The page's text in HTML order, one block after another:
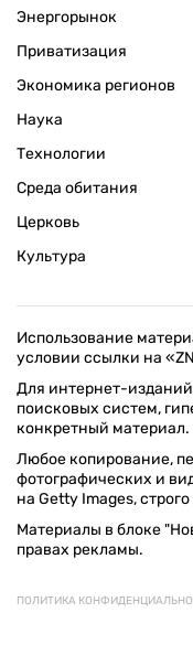
Энергорынок
Приватизация
Экономика регионов
Наука
Технологии
Среда обитания
Церковь
Культура
Использование
условии ссылки на
Для интернет-изданий
поисковых систем,
конкретный материал.
Любое копирование,
фотографических и
на Getty Images,
Материалы в блоке
правах рекламы.
ПОЛИТИКА
© 1994–2026 «ЗЕРКАЛО